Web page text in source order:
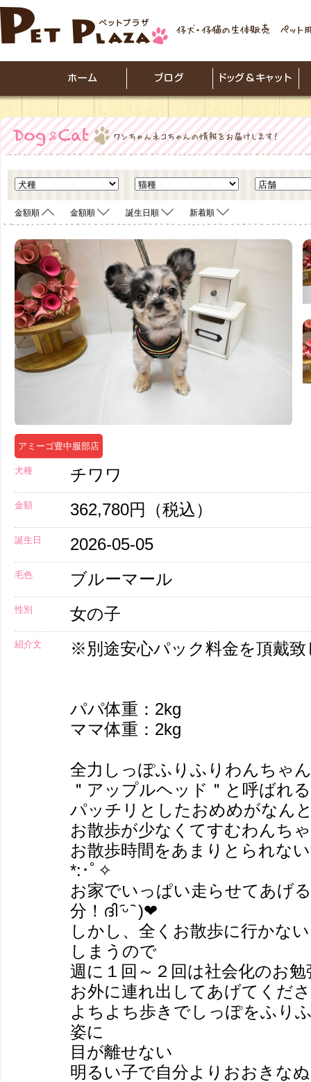
金額順 金額順 誕生日順 新着順
<
アミーゴ豊中服部店
犬種 チワワ
金額 362,780円（税込）
誕生日 2026-05-05
毛色 ブルーマール
性別 女の子
紹介文 ※別途安心パック料金を頂戴致
パパ体重：2kg
ママ体重：2kg
全力しっぽふりふりわんちゃ
＂アップルヘッド＂と呼ばれ
パッチリとしたおめめがなん
お散歩が少なくてすむわんち
お散歩時間をあまりとられな
*:･ﾟ✧
お家でいっぱい走らせてあげ
分！ദി ᷇ᵕ ᷆ )❤︎
しかし、全くお散歩に行かな
しまうので
週に１回～２回は社会化のお
お外に連れ出してあげてくだ
よちよち歩きでしっぽをふり
姿に
目が離せない
明るい子で自分よりおおきな